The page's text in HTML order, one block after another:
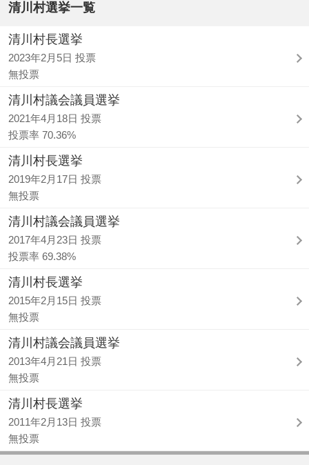
清川村選挙一覧
清川村長選挙
2023年2月5日 投票
無投票
清川村議会議員選挙
2021年4月18日 投票
投票率 70.36%
清川村長選挙
2019年2月17日 投票
無投票
清川村議会議員選挙
2017年4月23日 投票
投票率 69.38%
清川村長選挙
2015年2月15日 投票
無投票
清川村議会議員選挙
2013年4月21日 投票
無投票
清川村長選挙
2011年2月13日 投票
無投票